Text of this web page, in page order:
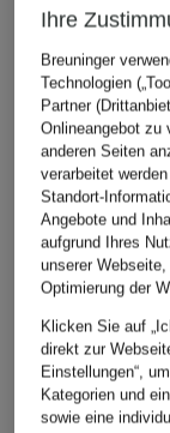
ÄHNLICHE
Ihre
Breuninger
Technologien
Partner
Onlineangebot zu
anderen Seiten
verarbeitet
Standort-
Angebote und
aufgrund Ihres
unserer
Optimierung der
Klicken Sie auf
direkt zur
Einstellungen“,
Kategorien und
sowie eine